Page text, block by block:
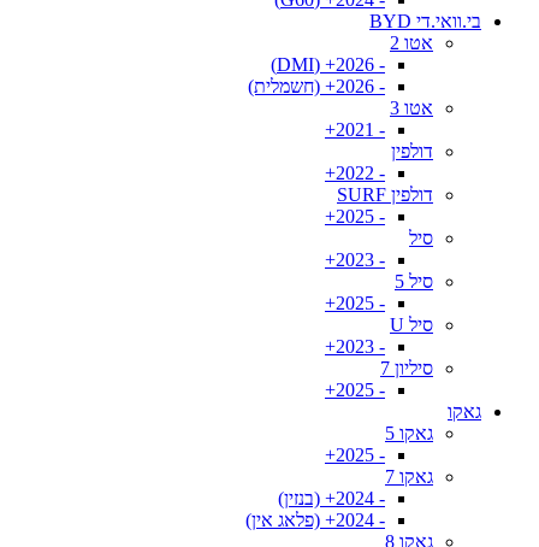
בי.וואי.די BYD
אטו 2
- 2026+ (DMI)
- 2026+ (חשמלית)
אטו 3
- 2021+
דולפין
- 2022+
דולפין SURF
- 2025+
סיל
- 2023+
סיל 5
- 2025+
סיל U
- 2023+
סיליון 7
- 2025+
גאקו
גאקו 5
- 2025+
גאקו 7
- 2024+ (בנזין)
- 2024+ (פלאג אין)
גאקו 8